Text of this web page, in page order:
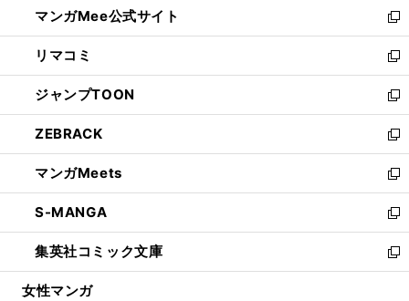
く
ド
ウ
で
開
く
ィ
ン
ド
ウ
で
開
く
い
ウ
ィ
ン
ド
ウ
で
開
く
マンガMee公式サイト
新
し
い
ウ
ィ
ン
ド
ウ
で
開
く
リマコミ
新
し
い
ウ
ィ
ン
ド
ウ
で
開
く
ジャンプTOON
新
し
い
ウ
ィ
ン
ド
ウ
で
開
ZEBRACK
新
し
い
ウ
ィ
ン
ド
ウ
マンガMeets
新
し
い
ウ
ィ
ン
S-MANGA
新
し
い
ウ
集英社コミック文庫
新
し
女性マンガ